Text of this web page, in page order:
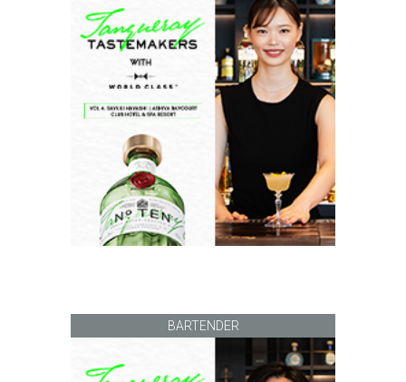
BARTENDER